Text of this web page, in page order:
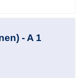
- A 1